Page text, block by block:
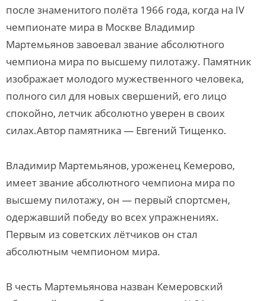
после знаменитого полёта 1966 года, когда на IV
чемпионате мира в Москве Владимир
Мартемьянов завоевал звание абсолютного
чемпиона мира по высшему пилотажу. Памятник
изображает молодого мужественного человека,
полного сил для новых свершений, его лицо
спокойно, летчик абсолютно уверен в своих
силах.Автор памятника — Евгений Тищенко.
Владимир Мартемьянов, уроженец Кемерово,
имеет звание абсолютного чемпиона мира по
высшему пилотажу, он — первый спортсмен,
одержавший победу во всех упражнениях.
Первым из советских лётчиков он стал
абсолютным чемпионом мира.
В честь Мартемьянова назван Кемеровский